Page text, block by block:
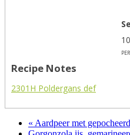
10
Recipe Notes
2301H Poldergans def
« Aardpeer met